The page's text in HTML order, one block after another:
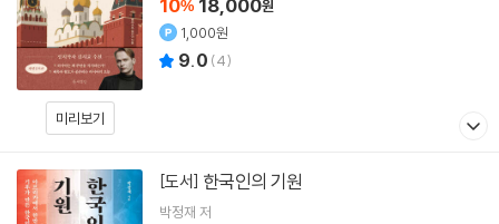
미리보기
10% 18,000원
1,000원
9.0 (4)
[도서] 한국인의 기원
박정재 저